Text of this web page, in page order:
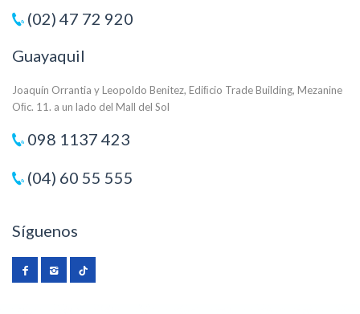
(02) 47 72 920
Guayaquil
Joaquín Orrantia y Leopoldo Benitez, Ediﬁcio Trade Building, Mezanine
Oﬁc. 11. a un lado del Mall del Sol
098 1137 423
(04) 60 55 555
Síguenos